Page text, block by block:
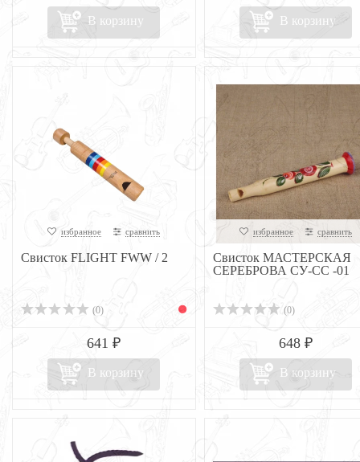
В корзину В корзину
избранное сравнить
Свисток FLIGHT FWW / 2
(0)
641 ₽
В корзину
избранное сравнить
Свисток МАСТЕРСКАЯ
СЕРЕБРОВА СУ-СС -01
(0)
648 ₽
В корзину